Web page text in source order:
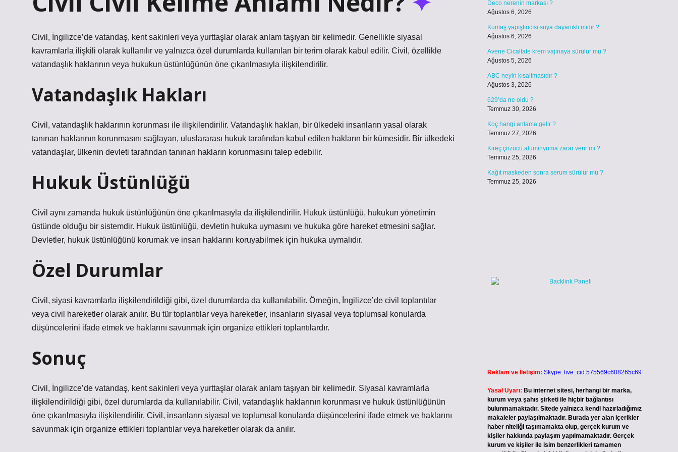
Civil, İngilizce’de vatandaş, kent sakinleri veya yurttaşlar olarak anlam taşıyan bir kelimedir. Genellikle siyasal
kavramlarla ilişkili olarak kullanılır ve yalnızca özel durumlarda kullanılan bir terim olarak kabul edilir. Civil, özellikle
vatandaşlık haklarının veya hukukun üstünlüğünün öne çıkarılmasıyla ilişkilendirilir.
Vatandaşlık Hakları
Civil, vatandaşlık haklarının korunması ile ilişkilendirilir. Vatandaşlık hakları, bir ülkedeki insanların yasal olarak
tanınan haklarının korunmasını sağlayan, uluslararası hukuk tarafından kabul edilen hakların bir kümesidir. Bir ülkedeki
vatandaşlar, ülkenin devleti tarafından tanınan hakların korunmasını talep edebilir.
Hukuk Üstünlüğü
Civil aynı zamanda hukuk üstünlüğünün öne çıkarılmasıyla da ilişkilendirilir. Hukuk üstünlüğü, hukukun yönetimin
üstünde olduğu bir sistemdir. Hukuk üstünlüğü, devletin hukuka uymasını ve hukuka göre hareket etmesini sağlar.
Devletler, hukuk üstünlüğünü korumak ve insan haklarını koruyabilmek için hukuka uymalıdır.
Özel Durumlar
Civil, siyasi kavramlarla ilişkilendirildiği gibi, özel durumlarda da kullanılabilir. Örneğin, İngilizce’de civil toplantılar
veya civil hareketler olarak anılır. Bu tür toplantılar veya hareketler, insanların siyasal veya toplumsal konularda
düşüncelerini ifade etmek ve haklarını savunmak için organize ettikleri toplantılardır.
Sonuç
Civil, İngilizce’de vatandaş, kent sakinleri veya yurttaşlar olarak anlam taşıyan bir kelimedir. Siyasal kavramlarla
ilişkilendirildiği gibi, özel durumlarda da kullanılabilir. Civil, vatandaşlık haklarının korunması ve hukuk üstünlüğünün
öne çıkarılmasıyla ilişkilendirilir. Civil, insanların siyasal ve toplumsal konularda düşüncelerini ifade etmek ve haklarını
savunmak için organize ettikleri toplantılar veya hareketler olarak da anılır.
Deco nerenin markası ?
Ağustos 6, 2026
Kumaş yapıştırıcısı suya dayanıklı mıdır ?
Ağustos 6, 2026
Avene Cicalfate krem vajinaya sürülür mü ?
Ağustos 5, 2026
ABC neyin kısaltmasıdır ?
Ağustos 3, 2026
629’da ne oldu ?
Temmuz 30, 2026
Koç hangi anlama gelir ?
Temmuz 27, 2026
Kireç çözücü alüminyuma zarar verir mi ?
Temmuz 25, 2026
Kağıt maskeden sonra serum sürülür mü ?
Temmuz 25, 2026
Reklam ve İletişim: Skype: live:.cid.575569c608265c69
Yasal Uyarı: Bu internet sitesi, herhangi bir marka,
kurum veya şahıs şirketi ile hiçbir bağlantısı
bulunmamaktadır. Sitede yalnızca kendi hazırladığımız
makaleler paylaşılmaktadır. Burada yer alan içerikler
haber niteliği taşımamakta olup, gerçek kurum ve
kişiler hakkında paylaşım yapılmamaktadır. Gerçek
kurum ve kişiler ile isim benzerlikleri tamamen